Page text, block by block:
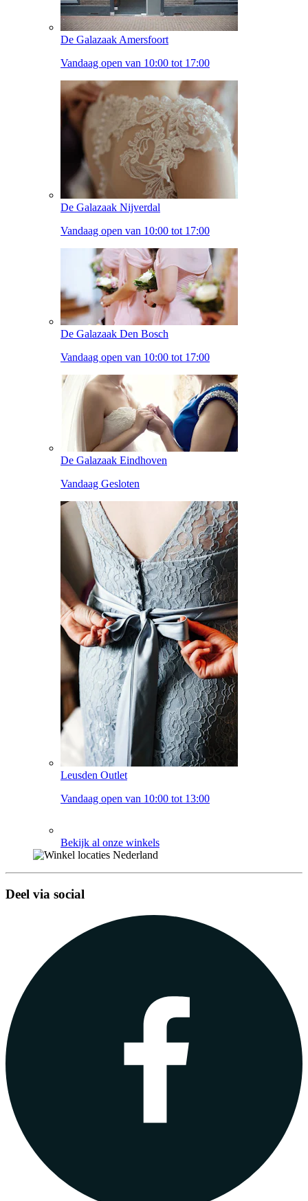
De Galazaak Amersfoort
Vandaag open van 10:00 tot 17:00
De Galazaak Nijverdal
Vandaag open van 10:00 tot 17:00
De Galazaak Den Bosch
Vandaag open van 10:00 tot 17:00
De Galazaak Eindhoven
Vandaag Gesloten
Leusden Outlet
Vandaag open van 10:00 tot 13:00
Bekijk al onze winkels
Deel via social